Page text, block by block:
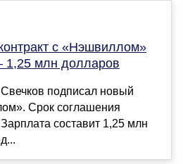
с «Нэшвиллом»
1,25 млн долларов
подписал новый
Срок соглашения
составит 1,25 млн